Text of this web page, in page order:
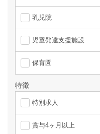
乳児院
児童発達支援施設
保育園
特徴
特別求人
賞与4ヶ月以上